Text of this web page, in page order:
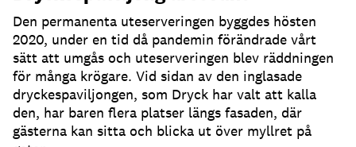
Den permanenta uteserveringen byggdes hösten
2020, under en tid då pandemin förändrade vårt
sätt att umgås och uteserveringen blev räddningen
för många krögare. Vid sidan av den inglasade
dryckespaviljongen, som Dryck har valt att kalla
den, har baren flera platser längs fasaden, där
gästerna kan sitta och blicka ut över myllret på